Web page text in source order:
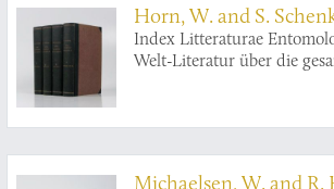
Horn, W. and S.
Index Litteraturae
Welt-Literatur über die
Michaelsen, W. and R.